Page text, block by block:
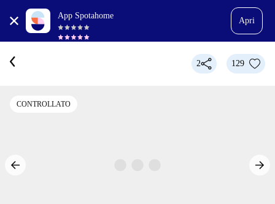
App Spotahome
Apri
2 129
CONTROLLATO